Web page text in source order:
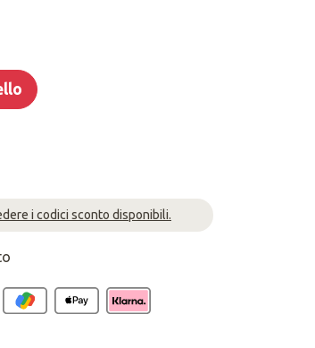
i codici sconto disponibili.